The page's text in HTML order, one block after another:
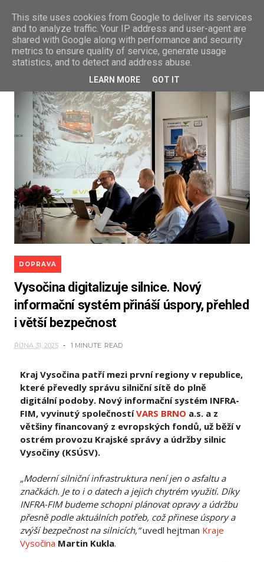
DOPRAVA
Vysočina digitalizuje silnice. Nový
informační systém přináší úspory, přehled
i větší bezpečnost
ŘÍJNA 31, 2025 1 MINUTE READ
Kraj Vysočina patří mezi první regiony v republice,
které převedly správu silniční sítě do plně
digitální podoby. Nový informační systém INFRA-
FIM, vyvinutý společnostíVARS BRNO a.s. a z
většiny financovaný z evropských fondů, už běží v
ostrém provozu Krajské správy a údržby silnic
Vysočiny (KSÚSV).
„Moderní silniční infrastruktura není jen o asfaltu a
značkách. Je to i o datech a jejich chytrém využití. Díky
INFRA-FIM budeme schopni plánovat opravy a údržbu
přesně podle aktuálních potřeb, což přinese úspory a
zvýší bezpečnost na silnicích,“uvedl hejtman Kraje
Vysočina Martin Kukla.
This site uses cookies from Google to deliver its services
and to analyze traffic. Your IP address and user-agent are
shared with Google along with performance and security
metrics to ensure quality of service, generate usage
statistics, and to detect and address abuse.
LEARN MORE GOT IT